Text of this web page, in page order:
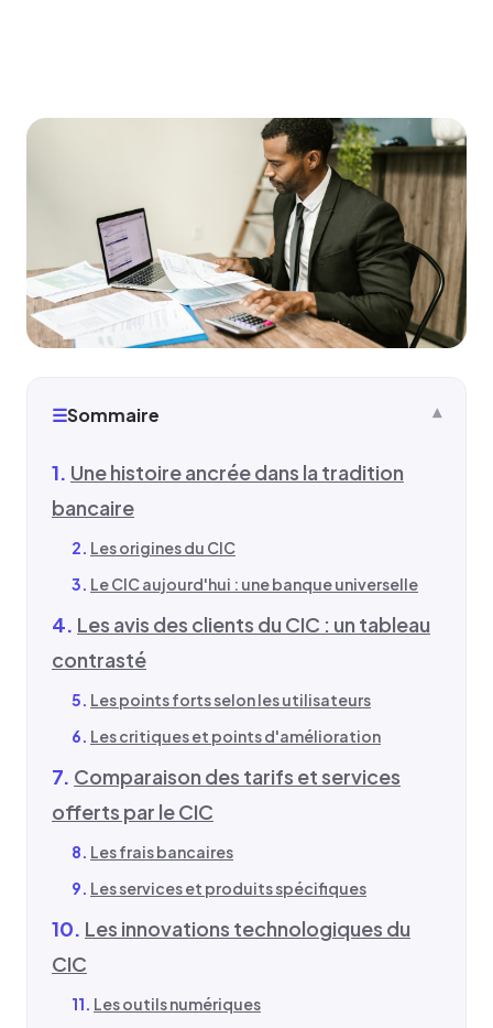
☰Sommaire
Une histoire ancrée dans la tradition
bancaire
Les origines du CIC
Le CIC aujourd'hui : une banque universelle
Les avis des clients du CIC : un tableau
contrasté
Les points forts selon les utilisateurs
Les critiques et points d'amélioration
Comparaison des tarifs et services
offerts par le CIC
Les frais bancaires
Les services et produits spécifiques
Les innovations technologiques du
CIC
Les outils numériques